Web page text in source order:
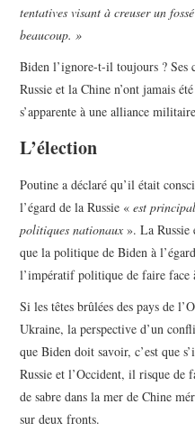
tentatives visant à creuser un
beaucoup. »
Biden l’ignore-t-il toujours ?
Russie et la Chine n’ont jamais
s’apparente à une alliance
L’élection
Poutine a déclaré qu’il était
l’égard de la Russie «est
politiques nationaux ». La Russie
que la politique de Biden à
l’impératif politique de faire face
Si les têtes brûlées des pays de
Ukraine, la perspective d’un
que Biden doit savoir, c’est que
Russie et l’Occident, il risque de
de sabre dans la mer de Chine
sur deux fronts.